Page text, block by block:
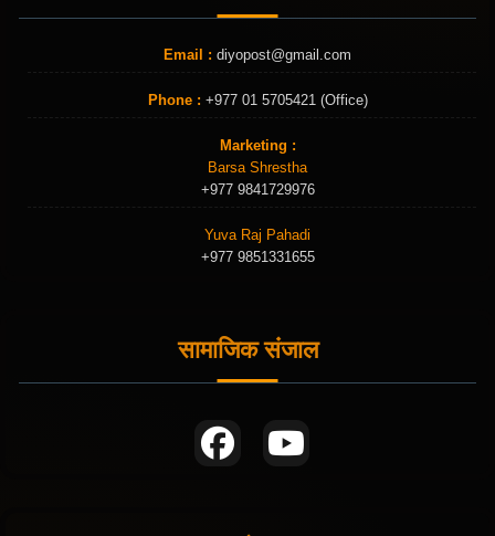
Email : diyopost@gmail.com
Phone : +977 01 5705421 (Office)
Marketing :
Barsa Shrestha
+977 9841729976
Yuva Raj Pahadi
+977 9851331655
सामाजिक संजाल